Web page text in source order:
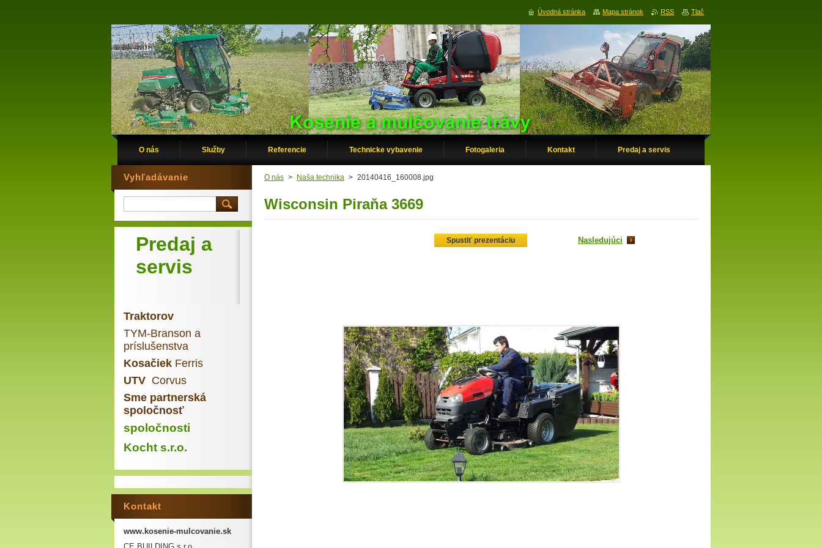
O nás Služby Referencie Technicke vybavenie Fotogaleria Kontakt Predaj a servis
O nás > Naša technika > 20140416_160008.jpg
Wisconsin Piraňa 3669
Spustiť prezentáciu Nasledujúci
Vyhľadávanie
Predaj a
servis
Traktorov
TYM-Branson a
príslušenstva
Kosačiek Ferris
UTV Corvus
Sme partnerská
spoločnosť
spoločnosti
Kocht s.r.o.
Kontakt
www.kosenie-mulcovanie.sk
Úvodná stránka Mapa stránok RSS Tlač